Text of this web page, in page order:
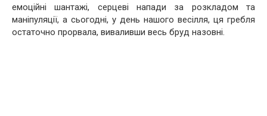
емоційні шантажі, серцеві напади за розкладом та
маніпуляції, а сьогодні, у день нашого весілля, ця гребля
остаточно прорвала, виваливши весь бруд назовні.